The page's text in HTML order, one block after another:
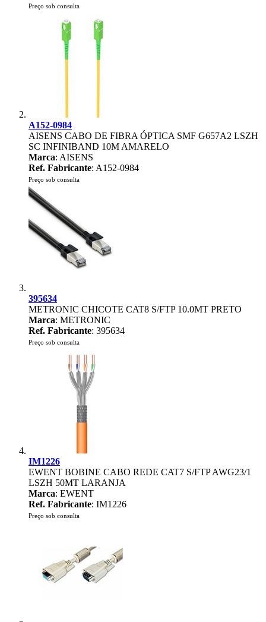
Preço sob consulta
A152-0984
AISENS CABO DE FIBRA ÓPTICA SMF G657A2 LSZH
SC INFINIBAND 10M AMARELO
Marca: AISENS
Ref. Fabricante: A152-0984
Preço sob consulta
395634
METRONIC CHICOTE CAT8 S/FTP 10.0MT PRETO
Marca: METRONIC
Ref. Fabricante: 395634
Preço sob consulta
IM1226
EWENT BOBINE CABO REDE CAT7 S/FTP AWG23/1
LSZH 50MT LARANJA
Marca: EWENT
Ref. Fabricante: IM1226
Preço sob consulta